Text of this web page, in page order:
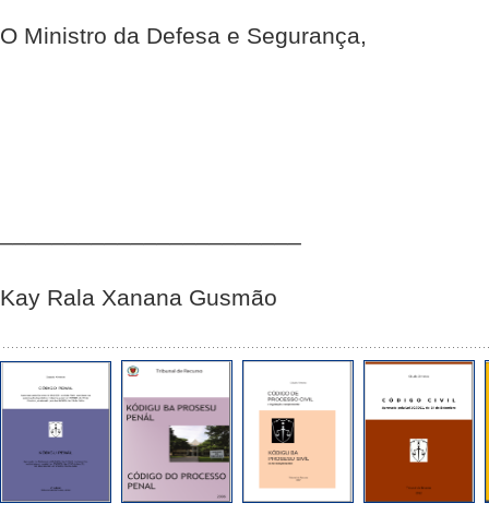
O Ministro da Defesa e Segurança,
Kay Rala Xanana Gusmão